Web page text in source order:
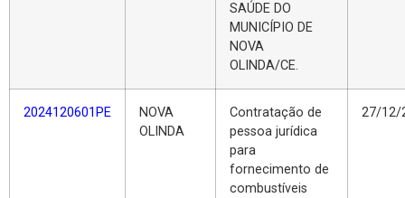
SAÚDE DO
MUNICÍPIO DE
NOVA
OLINDA/CE.
2024120601PE
NOVA
OLINDA
Contratação de
pessoa jurídica
para
fornecimento de
combustíveis
27/12/